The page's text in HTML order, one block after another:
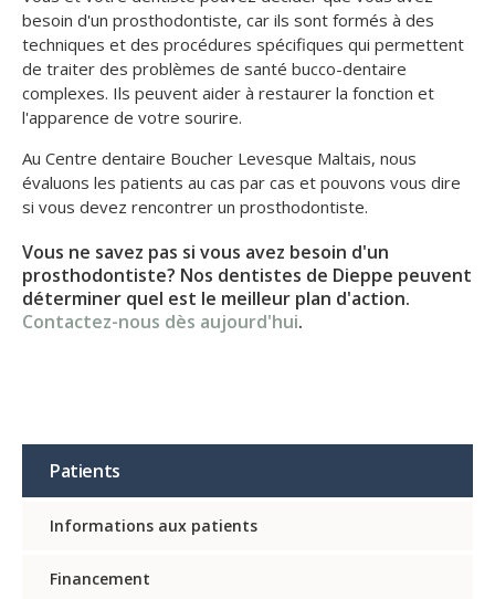
besoin d'un prosthodontiste, car ils sont formés à des
techniques et des procédures spécifiques qui permettent
de traiter des problèmes de santé bucco-dentaire
complexes. Ils peuvent aider à restaurer la fonction et
l'apparence de votre sourire.
Au Centre dentaire Boucher Levesque Maltais, nous
évaluons les patients au cas par cas et pouvons vous dire
si vous devez rencontrer un prosthodontiste.
Vous ne savez pas si vous avez besoin d'un
prosthodontiste? Nos dentistes de Dieppe peuvent
déterminer quel est le meilleur plan d'action.
Contactez-nous dès aujourd'hui.
Patients
Informations aux patients
Financement